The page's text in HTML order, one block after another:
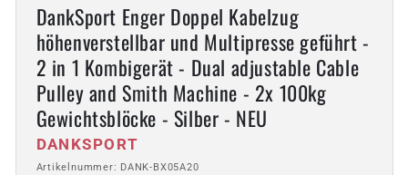
DankSport Enger Doppel Kabelzug
höhenverstellbar und Multipresse geführt -
2 in 1 Kombigerät - Dual adjustable Cable
Pulley and Smith Machine - 2x 100kg
Gewichtsblöcke - Silber - NEU
Anbieter:
DANKSPORT
Artikelnummer: DANK-BX05A20